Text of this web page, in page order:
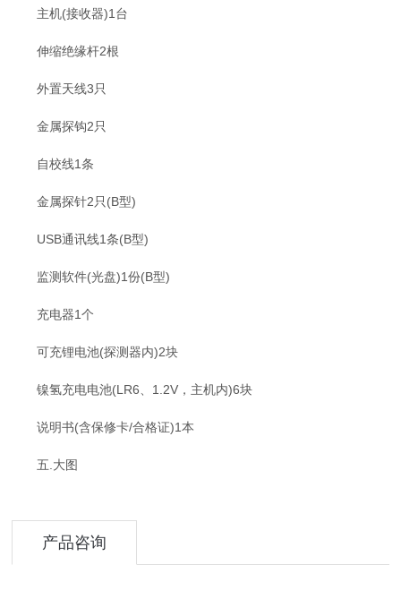
主机(接收器)1台
伸缩绝缘杆2根
外置天线3只
金属探钩2只
自校线1条
金属探针2只(B型)
USB通讯线1条(B型)
监测软件(光盘)1份(B型)
充电器1个
可充锂电池(探测器内)2块
镍氢充电电池(LR6、1.2V，主机内)6块
说明书(含保修卡/合格证)1本
五.大图
产品咨询